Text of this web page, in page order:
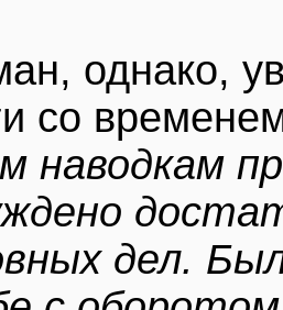
однако,
со
наводкам
дел.